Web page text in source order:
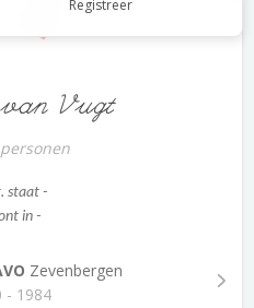
Registreer
Vugt
staat -
in -
Zevenbergen
- 1984